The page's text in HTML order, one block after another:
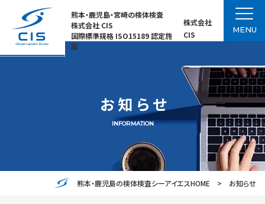
熊本・鹿児島・宮崎の検体検査
株式会社 CIS
国際標準規格 ISO15189 認定施
設
株式会社
CIS
MENU
お知らせ
INFORMATION
熊本・鹿児島の検体検査シーアイエスHOME お知らせ